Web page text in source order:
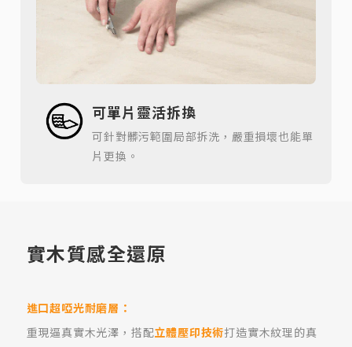
可單片靈活拆換
可針對髒污範圍局部拆洗，嚴重損壞也能單
片更換。
實木質感全還原
進口超啞光耐磨層：
重現逼真實木光澤，搭配立體壓印技術打造實木紋理的真